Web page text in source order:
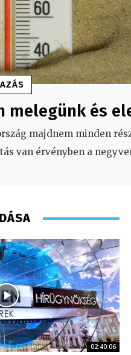
melegünk és
majdnem minden
van érvényben a
02:40:06